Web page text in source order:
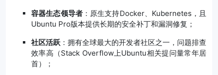
容器生态领导者：原生支持Docker、Kubernetes，且
Ubuntu Pro版本提供长期的安全补丁和漏洞修复；
社区活跃 ：拥有全球最大的开发者社区之一，问题排查
效率高（Stack Overflow上Ubuntu相关提问量常年居
首）；